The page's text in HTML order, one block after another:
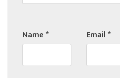
Name* Email*